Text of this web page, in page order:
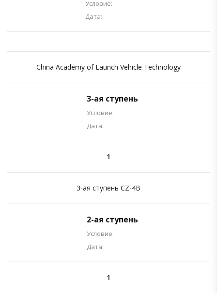
Условие:
Дата:
China Academy of Launch Vehicle Technology
3-ая ступень
Условие:
Дата:
1
3-ая ступень CZ-4B
2-ая ступень
Условие:
Дата:
1